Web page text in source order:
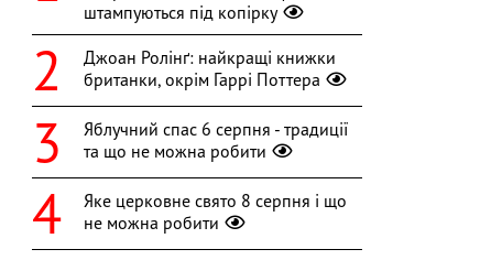
штампуються під копірку
Джоан Ролінґ: найкращі книжки
британки, окрім Гаррі Поттера
Яблучний спас 6 серпня - традиції
та що не можна робити
Яке церковне свято 8 серпня і що
не можна робити